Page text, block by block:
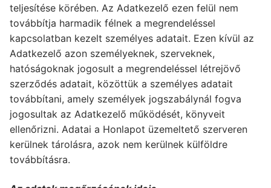
teljesítése körében. Az Adatkezelő ezen felül nem
továbbítja harmadik félnek a megrendeléssel
kapcsolatban kezelt személyes adatait. Ezen kívül az
Adatkezelő azon személyeknek, szerveknek,
hatóságoknak jogosult a megrendeléssel létrejövő
szerződés adatait, közöttük a személyes adatait
továbbítani, amely személyek jogszabálynál fogva
jogosultak az Adatkezelő működését, könyveit
ellenőrizni. Adatai a Honlapot üzemeltető szerveren
kerülnek tárolásra, azok nem kerülnek külföldre
továbbításra.